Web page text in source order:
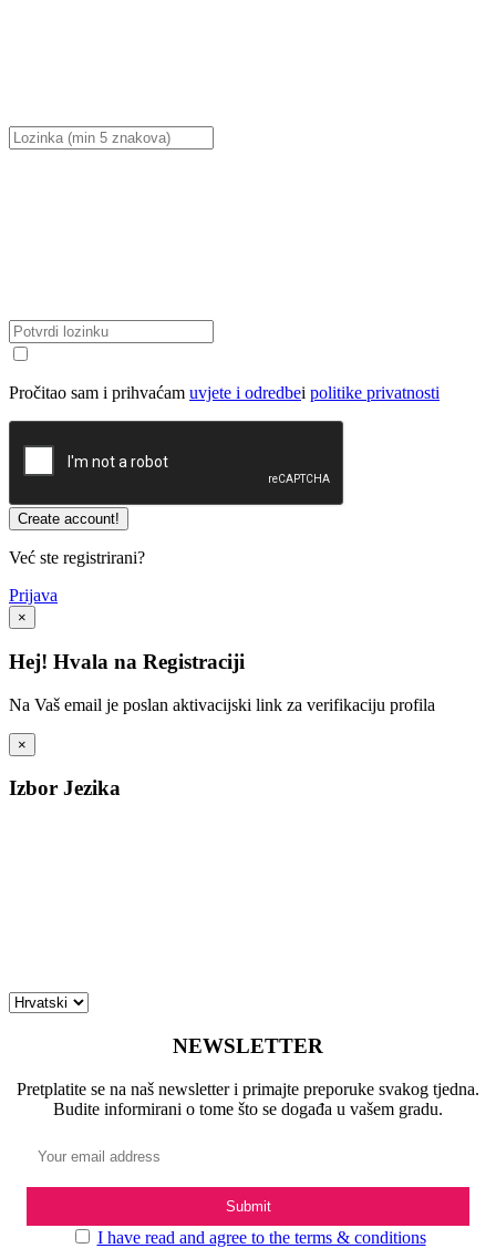
Pročitao sam i prihvaćam uvjete i odredbei politike privatnosti
Već ste registrirani?
Prijava
×
Hej! Hvala na Registraciji
Na Vaš email je poslan aktivacijski link za verifikaciju profila
×
Izbor Jezika
NEWSLETTER
Pretplatite se na naš newsletter i primajte preporuke svakog tjedna.
Budite informirani o tome što se događa u vašem gradu.
I have read and agree to the terms & conditions